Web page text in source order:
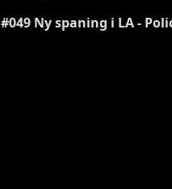
#049 Ny spaning i LA -